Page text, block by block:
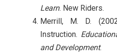
Learn. New Riders.
Merrill, M. D.
Instruction.
and Development.